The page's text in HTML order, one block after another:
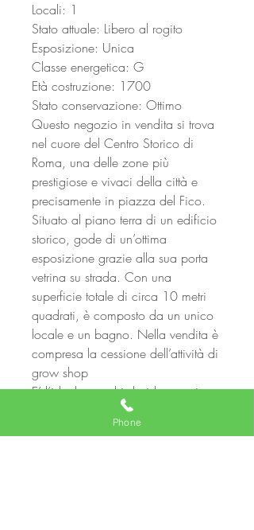
Locali: 1
Stato attuale: Libero al rogito
Esposizione: Unica
Classe energetica: G
Età costruzione: 1700
Stato conservazione: Ottimo
Questo negozio in vendita si trova
nel cuore del Centro Storico di
Roma, una delle zone più
prestigiose e vivaci della città e
precisamente in piazza del Fico.
Situato al piano terra di un edificio
storico, gode di un’ottima
esposizione grazie alla sua porta
vetrina su strada. Con una
superficie totale di circa 10 metri
quadrati, è composto da un unico
locale e un bagno. Nella vendita è
compresa la cessione dell’attività di
grow shop
E’ l’ideale per chi desidera avviare
un’attività commerciale nel cuore di
Roma, con tutte le comodità e i
Phone